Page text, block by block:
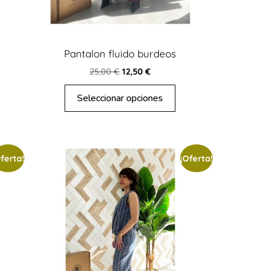
Pantalon fluido burdeos
25,00€ 12,50€
Seleccionar opciones
¡Oferta!